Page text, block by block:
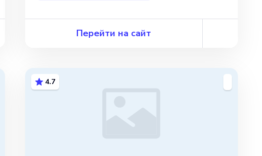
Перейти на сайт
4.7